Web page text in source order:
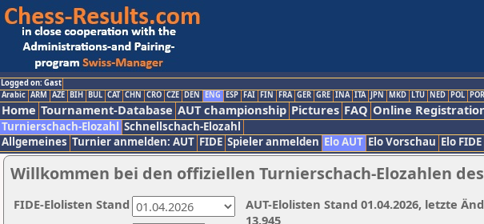
Logged on: Gast
Arabic ARM AZE BIH BUL CAT CHN CRO CZE DEN ENG ESP FAI FIN FRA GER GRE INA ITA JPN MKD LTU NED POL POR
Home Tournament-Database AUT championship Pictures FAQ Online
Turnierschach-Elozahl Schnellschach-Elozahl
Allgemeines Turnier anmelden: AUT FIDE Spieler anmelden Elo AUT Elo Vorschau Elo FIDE
Willkommen bei den offiziellen Turnierschach-Elozahlen des
AUT-Elolisten Stand 01.04.2026, letzte
13.945
FIDE-Elolisten Stand